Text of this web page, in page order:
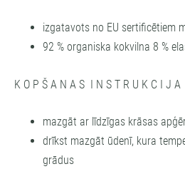
izgatavots no EU sertificētiem
92 % organiska kokvilna 8 %
K O P Š A N A S I N S T R U K C I J A
mazgāt ar līdzīgas krāsas
drīkst mazgāt ūdenī, kura
grādus